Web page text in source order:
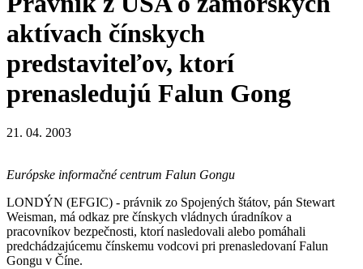
aktívach čínskych
predstaviteľov, ktorí
prenasledujú Falun Gong
21. 04. 2003
Európske informačné centrum Falun Gongu
LONDÝN (EFGIC) - právnik zo Spojených štátov, pán Stewart
Weisman, má odkaz pre čínskych vládnych úradníkov a
pracovníkov bezpečnosti, ktorí nasledovali alebo pomáhali
predchádzajúcemu čínskemu vodcovi pri prenasledovaní Falun
Gongu v Číne.